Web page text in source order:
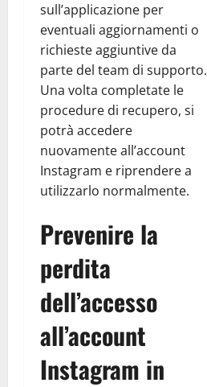
sull’applicazione per
eventuali aggiornamenti o
richieste aggiuntive da
parte del team di supporto.
Una volta completate le
procedure di recupero, si
potrà accedere
nuovamente all’account
Instagram e riprendere a
utilizzarlo normalmente.
Prevenire la
perdita
dell’accesso
all’account
Instagram in